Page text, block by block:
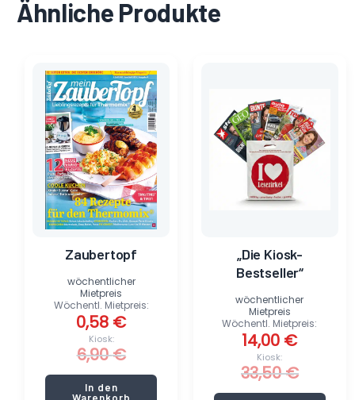
Ähnliche Produkte
Zaubertopf
Kiosk:
6,90€
Preis
war:
6,90 €
Wöchentl. Mietpreis:
0,58 €
Preis
ist:
0,58 €.
wöchentlicher
Mietpreis
In den
Warenkorb
„Die Kiosk-
Bestseller“
Kiosk:
33,50€
33,50 €
Wöchentl. Mietpreis:
14,00 €
14,00 €.
wöchentlicher
Mietpreis